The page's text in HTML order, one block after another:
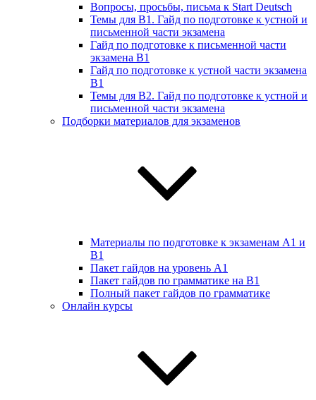
Вопросы, просьбы, письма к Start Deutsch
Темы для B1. Гайд по подготовке к устной и
письменной части экзамена
Гайд по подготовке к письменной части
экзамена B1
Гайд по подготовке к устной части экзамена
B1
Темы для B2. Гайд по подготовке к устной и
письменной части экзамена
Подборки материалов для экзаменов
Материалы по подготовке к экзаменам А1 и
B1
Пакет гайдов на уровень A1
Пакет гайдов по грамматике на B1
Полный пакет гайдов по грамматике
Онлайн курсы